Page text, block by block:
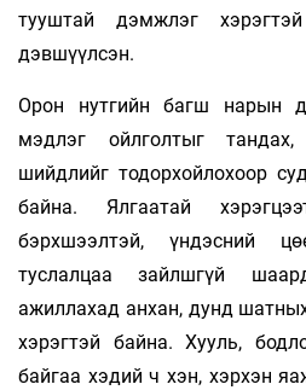
тууштай дэмжлэг
дэвшүүлсэн.
Орон нутгийн багш нарын
мэдлэг ойлголтыг тандах,
шийдлийг тодорхойлохоор
байна. Ялгаатай
бэрхшээлтэй, үндэсний
туслалцаа зайлшгүй
ажиллахад анхан, дунд
хэрэгтэй байна. Хууль,
байгаа хэдий ч хэн, хэрхэн